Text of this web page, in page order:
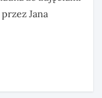
Jana